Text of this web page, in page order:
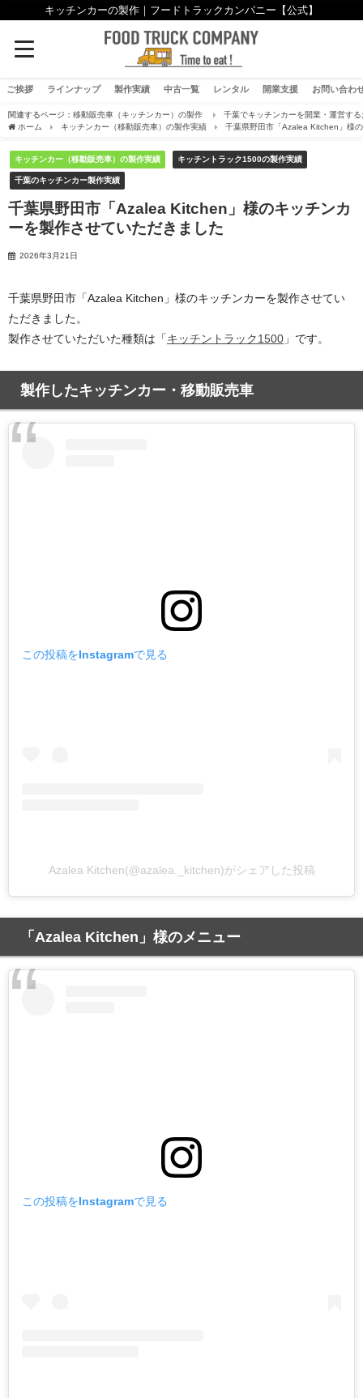
キッチンカーの製作｜フードトラックカンパニー【公式】
ご挨拶 ラインナップ 製作実績 中古一覧 レンタル 開業支援 お問い合わ
関連するページ： 移動販売車（キッチンカー）の製作
千葉でキッチンカーを開業・運営す
ホーム
キッチンカー（移動販売車）の製作実績 千葉県野田市「Azalea Kitchen」様
キッチンカー（移動販売車）の製作実績 キッチントラック1500の製作実績
千葉のキッチンカー製作実績
千葉県野田市「Azalea Kitchen」様のキッチンカ
ーを製作させていただきました
2026年3月21日
千葉県野田市「Azalea Kitchen」様のキッチンカーを製作させてい
ただきました。
製作させていただいた種類は「 キッチントラック1500 」です。
製作したキッチンカー・移動販売車
この投稿をInstagramで見る
Azalea Kitchen(@azalea._kitchen)がシェアした投稿
「Azalea Kitchen」様のメニュー
この投稿をInstagramで見る